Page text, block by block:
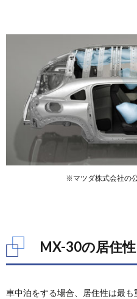
※マツダ株式会社の
MX-30の居住性
車中泊をする場合、居住性は最も